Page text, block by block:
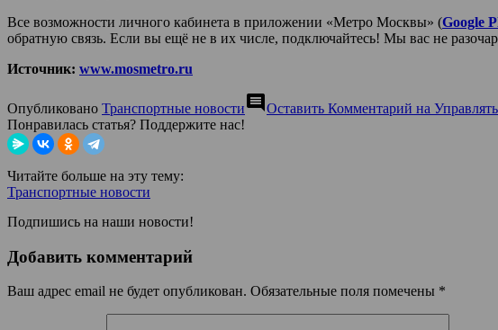
Все возможности личного кабинета в приложении «Метро Москвы»‎ (Google
обратную связь. Если вы ещё не в их числе, подключайтесь! Мы вас не
Источник: www.mosmetro.ru
Опубликовано Транспортные новостиcomment Оставить Комментарий на
Понравилась статья? Поддержите нас!
Читайте больше на эту тему:
Транспортные новости
Подпишись на наши новости!
Добавить комментарий
Ваш адрес email не будет опубликован. Обязательные поля помечены *